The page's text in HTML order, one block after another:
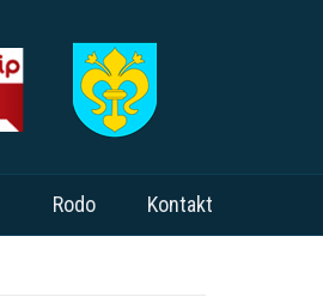
Rodo Kontakt